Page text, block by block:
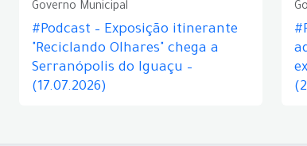
Governo Municipal
#Podcast – Exposição itinerante
"Reciclando Olhares" chega a
Serranópolis do Iguaçu –
(17.07.2026)